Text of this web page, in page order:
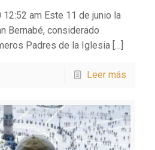
am Este 11 de junio la
Bernabé, considerado
Padres de la Iglesia […]
Leer más